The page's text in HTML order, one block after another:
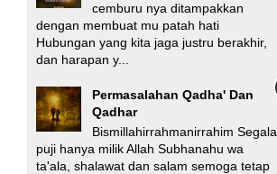
cemburu nya ditampakkan
dengan membuat mu patah hati
Hubungan yang kita jaga justru berakhir,
dan harapan y...
Permasalahan Qadha' Dan
Qadhar
Bismillahirrahmanirrahim Segala
puji hanya milik Allah Subhanahu wa
ta'ala, shalawat dan salam semoga tetap